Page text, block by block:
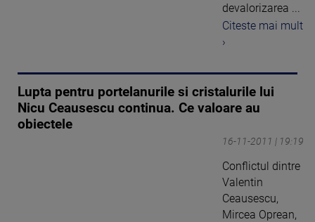
devalorizarea ...
Citeste mai mult
›
Lupta pentru portelanurile si cristalurile lui
Nicu Ceausescu continua. Ce valoare au
obiectele
16-11-2011 | 19:19
Conflictul dintre
Valentin
Ceausescu,
Mircea Oprean,